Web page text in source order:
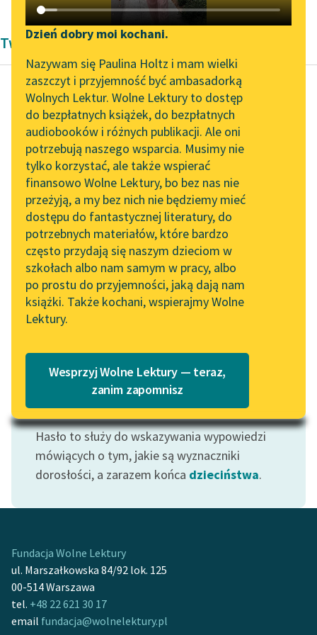
Katalog DAISY
Podkasty o książkach
Zgłoś brak utworu
Aktualności
„Prokurator Alicja Horn”
do słuchania
Byliśmy częścią AI Impact
Lab
Zapraszamy na spotkanie
online z tłumaczkami
literatury skandynawskiej
Spotkanie z Katarzyną
Tunkiel w Oslo
102. lata temu zmarł
Joseph Conrad
Lektury szkolne i klasyka
literatury do słuchania dla
uczennic i uczniów z
niepełnosprawnościami
E-kolekcja lektur
szkolnych i literatury do
słuchania dla uczennic i
Feministyczne inspiracje.
Popularyzacja
skandynawskiej literatury
feministycznej
Narzędzia
Mapa Wolnych Lektur
Leśmianator
Przewodnik dla piszących i
czytających
API
OAI-PMH
Widget Wolnych Lektur
Przypisy
Katalog w formacie PDF
Dzień dobry moi kochani.
Nazywam się Paulina Holtz i mam wielki
zaszczyt i przyjemność być ambasadorką
Wolnych Lektur. Wolne Lektury to dostęp
do bezpłatnych książek, do bezpłatnych
audiobooków i różnych publikacji. Ale oni
potrzebują naszego wsparcia. Musimy nie
tylko korzystać, ale także wspierać
finansowo Wolne Lektury, bo bez nas nie
przeżyją, a my bez nich nie będziemy mieć
dostępu do fantastycznej literatury, do
potrzebnych materiałów, które bardzo
często przydają się naszym dzieciom w
szkołach albo nam samym w pracy, albo
po prostu do przyjemności, jaką dają nam
książki. Także kochani, wspierajmy Wolne
Lektury.
Wesprzyj Wolne Lektury — teraz,
zanim zapomnisz
Twórczość Kazimiery Bujwidowej
Kazimiera Bujwidowa
U źródeł kwestii
kobiecej
Wykazano rodzicom,
że odmienne
wychowywanie
chłopców i dziewcząt
jest błędne. Że dla
chłopców myślano o...
Motyw: Dorosłość
Hasło to służy do wskazywania wypowiedzi
mówiących o tym, jakie są wyznaczniki
dorosłości, a zarazem końca dzieciństwa.
Fundacja Wolne Lektury
ul. Marszałkowska 84/92 lok. 125
00-514 Warszawa
tel. +48 22 621 30 17
email fundacja@wolnelektury.pl